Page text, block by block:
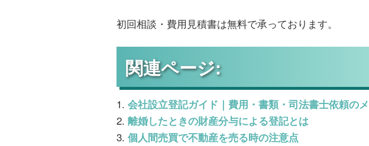
初回相談・費用見積書は無料で承っております。
関連ページ:
会社設立登記ガイド｜費用・書類・司法書士依頼の
離婚したときの財産分与による登記とは
個人間売買で不動産を売る時の注意点